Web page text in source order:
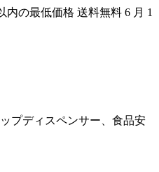
内の最低価格 送料無料 6 月 1
プディスペンサー、食品安